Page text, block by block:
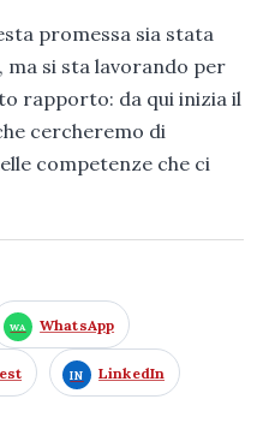
promessa sia stata
si sta lavorando per
rapporto: da qui inizia il
cercheremo di
competenze che ci
WhatsApp
LinkedIn